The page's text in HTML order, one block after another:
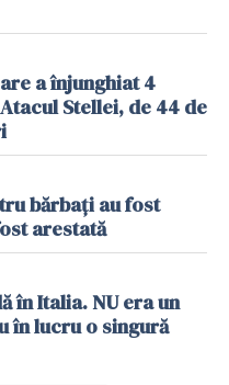
a înjunghiat 4
Stellei, de 44 de
bărbați au fost
arestată
în Italia. NU era un
în lucru o singură